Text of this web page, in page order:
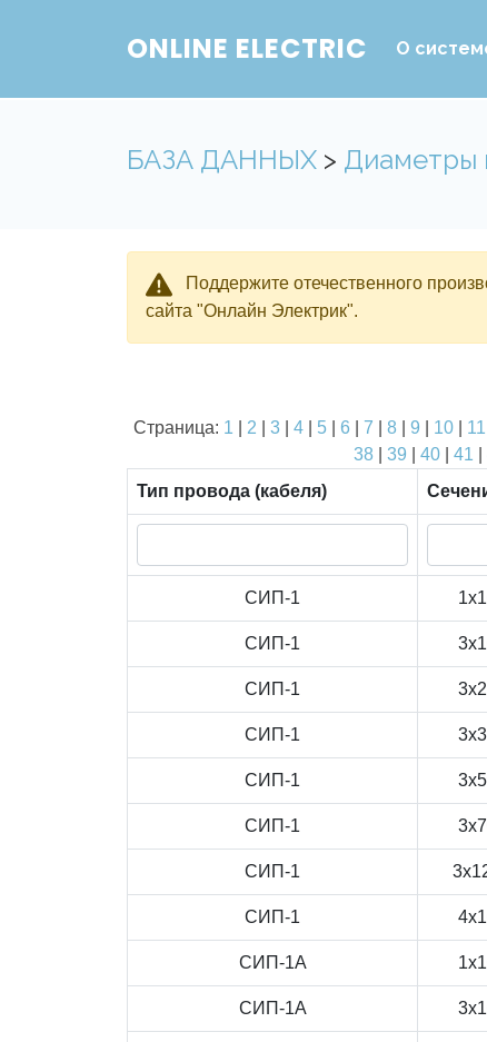
ONLINE ELECTRIC О
БАЗА ДАННЫХ > Диаметры
Поддержите отечественного
сайта "Онлайн Электрик".
Страница: 1 2 3| 4| 5| 6 7 8| 9 10| 11
38
39 40 41
Тип провода (кабеля)
СИП-1
СИП-1
СИП-1
СИП-1
СИП-1
СИП-1
СИП-1
СИП-1
СИП-1А
СИП-1А